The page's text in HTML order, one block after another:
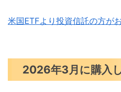
米国ETFより投資信託の方が
2026年3月に購入